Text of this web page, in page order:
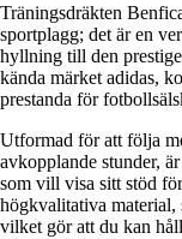
Träningsdräkten
sportplagg; det är en
hyllning till den
kända märket adidas,
prestanda för
Utformad för att följa
avkopplande stunder,
som vill visa sitt stöd
högkvalitativa material,
vilket gör att du kan